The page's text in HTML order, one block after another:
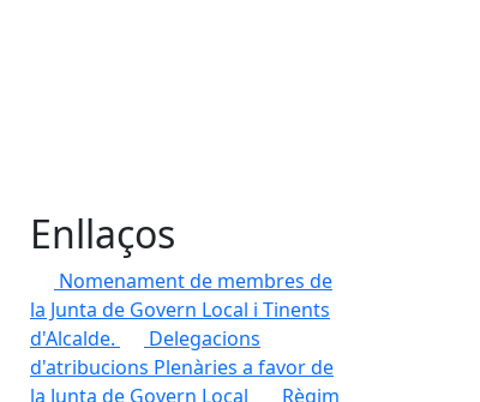
Enllaços
Nomenament de membres de
la Junta de Govern Local i Tinents
d'Alcalde.
Delegacions
d'atribucions Plenàries a favor de
la Junta de Govern Local
Règim